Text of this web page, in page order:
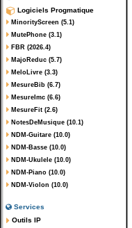
Logiciels Progmatique
MinorityScreen (5.1)
MutePhone (3.1)
FBR (2026.4)
MajoReduc (5.7)
MeloLivre (3.3)
MesureBib (6.7)
MesureImc (6.6)
MesureFit (2.6)
NotesDeMusique (10.1)
NDM-Guitare (10.0)
NDM-Basse (10.0)
NDM-Ukulele (10.0)
NDM-Piano (10.0)
NDM-Violon (10.0)
Services
Outils IP